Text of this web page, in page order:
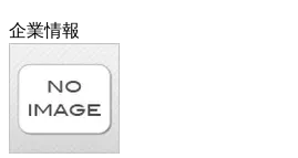
企業情報